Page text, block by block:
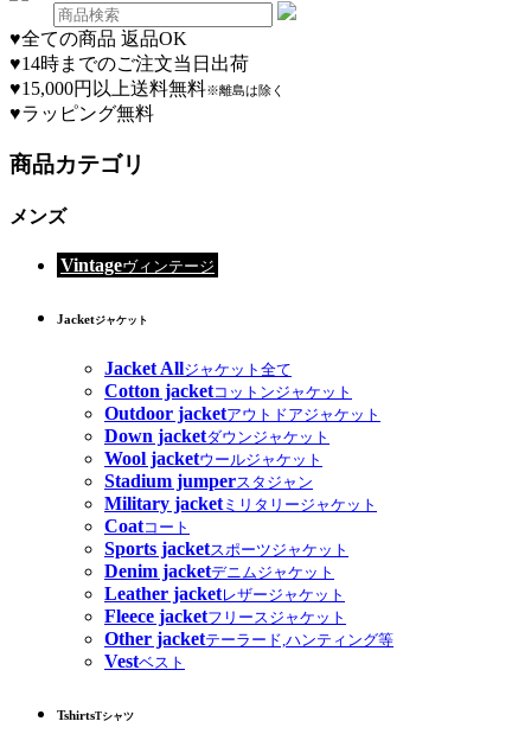
♥全ての商品 返品OK
♥14時までのご注文当日出荷
♥15,000円以上送料無料※離島は除く
♥ラッピング無料
商品カテゴリ
メンズ
Vintageヴィンテージ
Jacketジャケット
Jacket Allジャケット全て
Cotton jacketコットンジャケット
Outdoor jacketアウトドアジャケット
Down jacketダウンジャケット
Wool jacketウールジャケット
Stadium jumperスタジャン
Military jacketミリタリージャケット
Coatコート
Sports jacketスポーツジャケット
Denim jacketデニムジャケット
Leather jacketレザージャケット
Fleece jacketフリースジャケット
Other jacketテーラード,ハンティング等
Vestベスト
TshirtsTシャツ